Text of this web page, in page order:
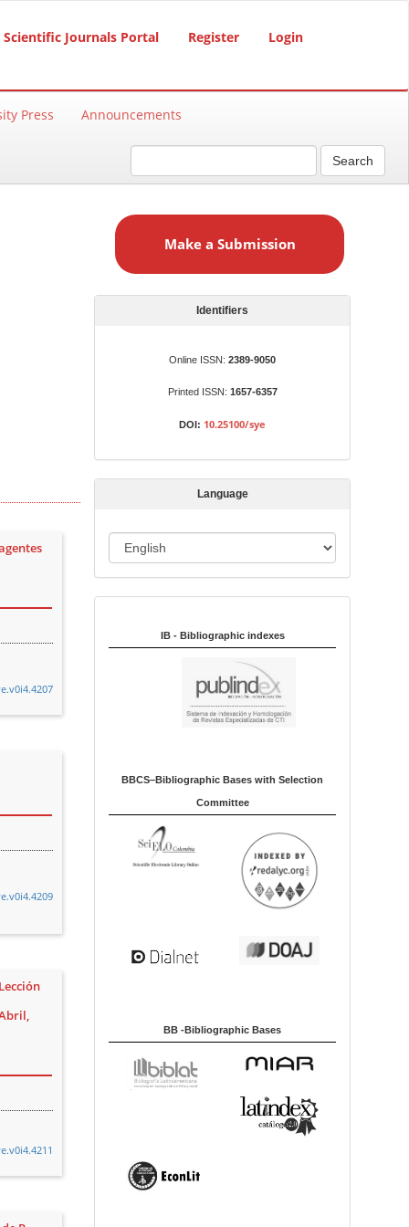
Scientific Journals Portal Register Login
Press Announcements
Search
a
i
o
Make a Submission
Identifiers
Online ISSN:2389-9050
Printed ISSN: 1657-6357
DOI: 10.25100/sye
Language
a
u
g
IB - Bibliographic indexes
BBCS–Bibliographic Bases with Selection
Committee
BB -Bibliographic Bases